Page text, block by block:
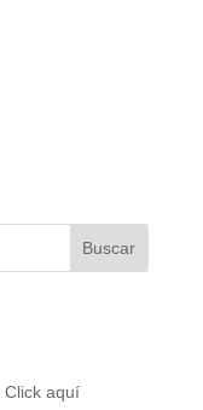
Click aquí